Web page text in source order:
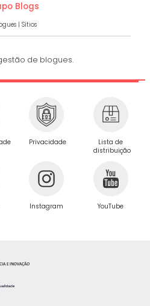
Blogs
| Sítios
de blogues.
Privacidade
Lista de
distribuição
Instagram YouTube